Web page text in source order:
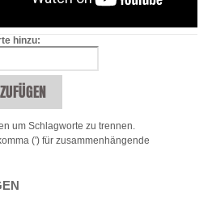
hinzu:
um Schlagworte zu trennen.
(') für zusammenhängende